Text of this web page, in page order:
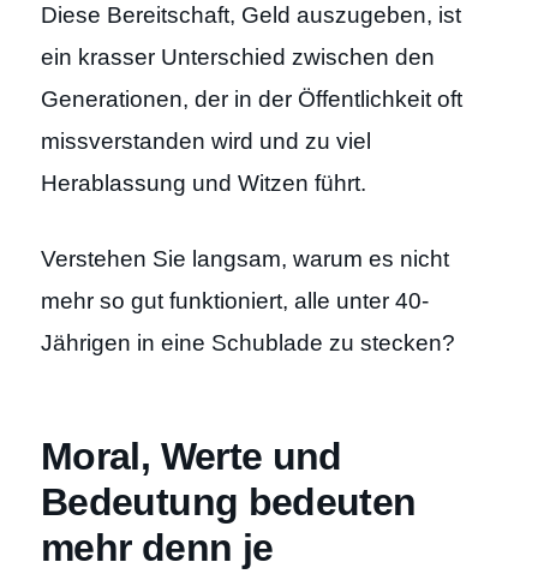
Diese Bereitschaft, Geld auszugeben, ist
ein krasser Unterschied zwischen den
Generationen, der in der Öffentlichkeit oft
missverstanden wird und zu viel
Herablassung und Witzen führt.
Verstehen Sie langsam, warum es nicht
mehr so gut funktioniert, alle unter 40-
Jährigen in eine Schublade zu stecken?
Moral, Werte und
Bedeutung bedeuten
mehr denn je